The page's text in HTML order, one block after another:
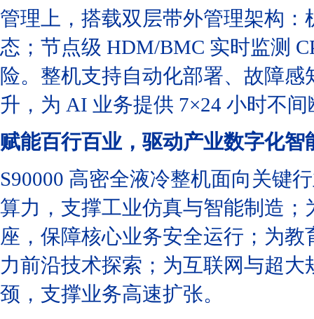
管理上，搭载双层带外管理架构
态；节点级 HDM/BMC 实时监测
险。整机支持自动化部署、故障
升，为 AI 业务提供 7×24 小时不
赋能百行百业，驱动产业数字化智
S90000 高密全液冷整机面向关键
算力，支撑工业仿真与智能制造
座，保障核心业务安全运行；为
力前沿技术探索；为互联网与超
颈，支撑业务高速扩张。